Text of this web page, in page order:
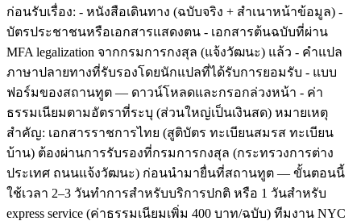
ก่อนรับเรื่อง: - หนังสือเดินทาง (ฉบับจริง + สำเนาหน้าข้อมูล) -
บัตรประชาชนหรือเอกสารแสดงตน - เอกสารต้นฉบับที่ผ่าน
MFA legalization จากกรมการกงสุล (แจ้งวัฒนะ) แล้ว - คำแปล
ภาษาปลายทางที่รับรองโดยนักแปลที่ได้รับการยอมรับ - แบบ
ฟอร์มของสถานทูต — ดาวน์โหลดและกรอกล่วงหน้า - ค่า
ธรรมเนียมตามอัตราที่ระบุ (ส่วนใหญ่เป็นเงินสด) หมายเหตุ
สำคัญ: เอกสารราชการไทย (สูติบัตร ทะเบียนสมรส ทะเบียน
บ้าน) ต้องผ่านการรับรองที่กรมการกงสุล (กระทรวงการต่าง
ประเทศ ถนนแจ้งวัฒนะ) ก่อนนำมายื่นที่สถานทูต — ขั้นตอนนี้
ใช้เวลา 2–3 วันทำการสำหรับบริการปกติ หรือ 1 วันสำหรับ
express service (ค่าธรรมเนียมเพิ่ม 400 บาท/ฉบับ) ทีมงาน NYC